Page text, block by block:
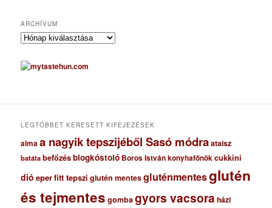
ARCHÍVUM
A
c
h
u
LEGTÖBBET KERESETT KIFEJEZÉSEK
almaa nagyik tepszijéből Sasó módraataisz
batáta befőzésblogkóstoló Boros István konyhafőnökcukkini
dió eperfitt tepszi glutén mentesgluténmentesglutén
és tejmentes gombagyors vacsora házi